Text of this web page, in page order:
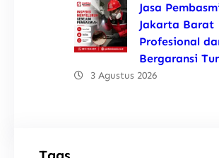
Jasa
Jakarta Barat
Profesional
Bergaransi
3 Agustus 2026